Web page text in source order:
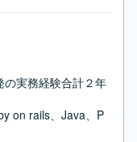
の実務経験合計２年
on rails、Java、P